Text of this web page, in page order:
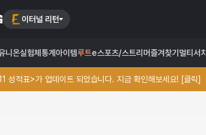
이터널 리턴
니온실험체 통계 아이템루트e스포츠/스트리머즐겨찾기 멀티서치
성적표>가 업데이트 되었습니다. 지금 확인해보세요! [클릭]